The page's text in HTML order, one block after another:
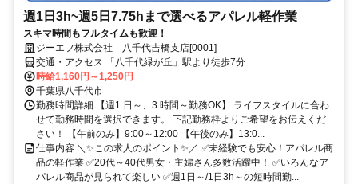
週1日3h~週5日7.75hまで選べるアパレル軽作業
スキマ時間もフルタイムも歓迎！
ジーエフ株式会社 八千代吉橋支店[0001]
交通・アクセス 「八千代緑が丘」駅より徒歩7分
時給1,160円～1,250円
千葉県八千代市
勤務時間詳細 【週1 日～、3 時間～勤務OK】 ライフスタイルに合わ
せて勤務時間を選択できます。 下記勤務枠よりご希望をお伝えくだ
さい！ 【午前のみ】9:00～12:00 【午後のみ】13:0...
仕事内容 ＼✨この求人のポイント✨／ ✅未経験でも安心！アパレル商
品の軽作業 ✅20代～40代男女・主婦さん多数活躍中！ ✅いろんなア
パレル商品が見られて楽しい ✅週1日～/1日3h～の短時間勤...